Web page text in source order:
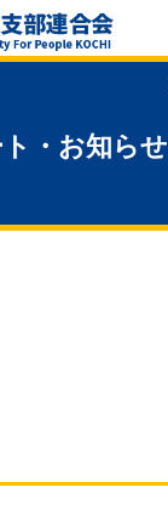
・お知らせ